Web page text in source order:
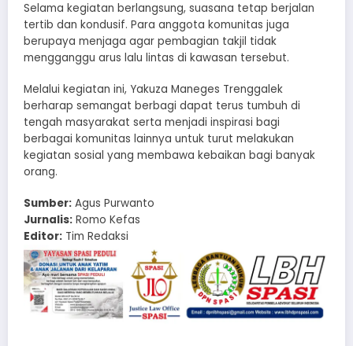
Selama kegiatan berlangsung, suasana tetap berjalan
tertib dan kondusif. Para anggota komunitas juga
berupaya menjaga agar pembagian takjil tidak
mengganggu arus lalu lintas di kawasan tersebut.
Melalui kegiatan ini, Yakuza Maneges Trenggalek
berharap semangat berbagi dapat terus tumbuh di
tengah masyarakat serta menjadi inspirasi bagi
berbagai komunitas lainnya untuk turut melakukan
kegiatan sosial yang membawa kebaikan bagi banyak
orang.
Sumber: Agus Purwanto
Jurnalis: Romo Kefas
Editor: Tim Redaksi